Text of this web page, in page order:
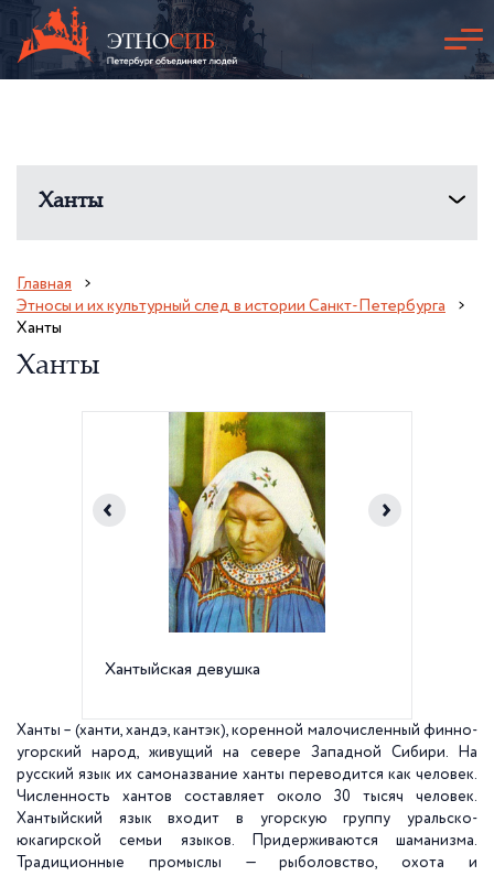
Ханты
Главная
Этносы и их культурный след в истории Санкт-Петербурга
Ханты
Ханты
Хантыйская девушка
Ханты – (ханти, хандэ, кантэк), коренной малочисленный финно-
угорский народ, живущий на севере Западной Сибири. На
русский язык их самоназвание ханты переводится как человек.
Численность хантов составляет около 30 тысяч человек.
Хантыйский язык входит в угорскую группу уральско-
юкагирской семьи языков. Придерживаются шаманизма.
Традиционные промыслы — рыболовство, охота и